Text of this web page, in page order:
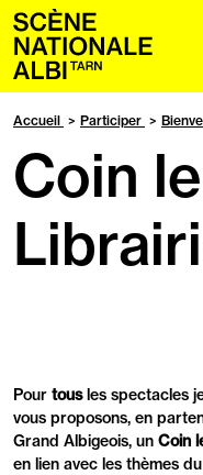
Accueil
Accueil Participer
Coin
Pour tousles spectacles
vous proposons, en
Grand Albigeois, un Coin
en lien avec les thèmes